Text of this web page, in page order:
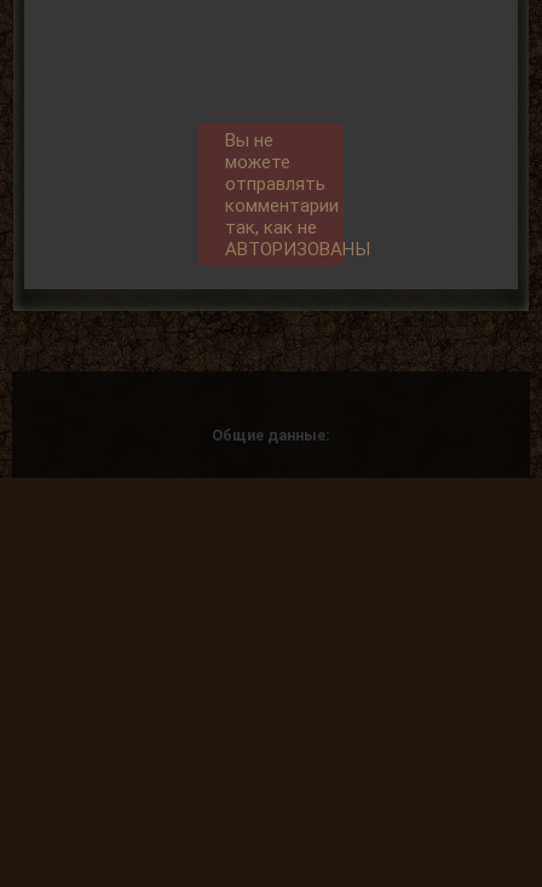
Вы не
можете
отправлять
комментарии
так, как не
АВТОРИЗОВАНЫ
Общие данные: